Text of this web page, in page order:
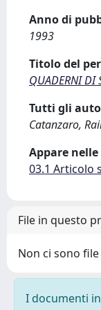
Anno di
1993
Titolo del
QUADERNI DI
Tutti gli
Catanzaro,
Appare
03.1 Articolo
File in questo
Non ci sono
I documenti